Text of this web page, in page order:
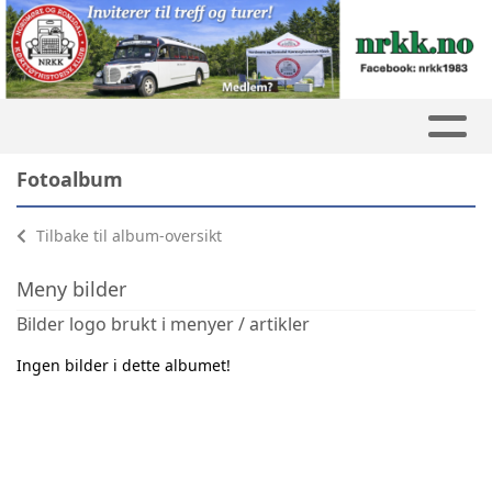
Fotoalbum
Tilbake til album-oversikt
Meny bilder
Bilder logo brukt i menyer / artikler
Ingen bilder i dette albumet!